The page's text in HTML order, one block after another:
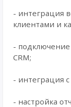
- интеграция
клиентами и
-
CRM;
- интеграция
- настройка